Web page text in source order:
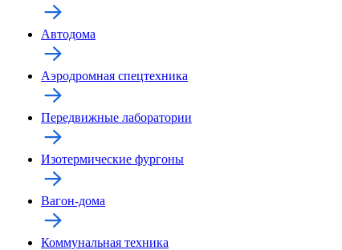
Автодома
Аэродромная спецтехника
Передвижные лаборатории
Изотермические фургоны
Вагон-дома
Коммунальная техника